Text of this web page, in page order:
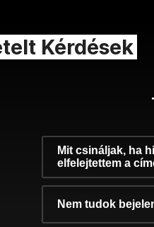
Kérdések
Mit csináljak, ha
elfelejtettem a
Nem tudok